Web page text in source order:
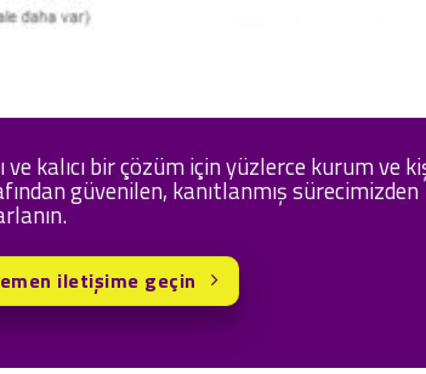
ve kalıcı bir çözüm için yüzlerce kurum ve
güvenilen, kanıtlanmış sürecimizden
iletişime geçin